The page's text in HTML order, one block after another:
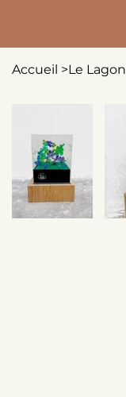
Accueil >Le Lagon